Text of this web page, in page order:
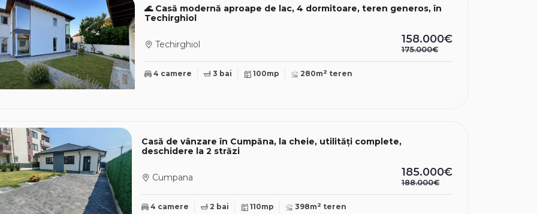
🌊 Casă modernă aproape de lac, 4 dormitoare, teren generos, în
Techirghiol
Techirghiol 158.000€
175.000€
4 camere 3 bai 100mp 280m2 teren
Casă de vânzare în Cumpăna, la cheie, utilități complete,
deschidere la 2 străzi
Cumpana 185.000€
188.000€
4 camere 2 bai 110mp 398m2 teren